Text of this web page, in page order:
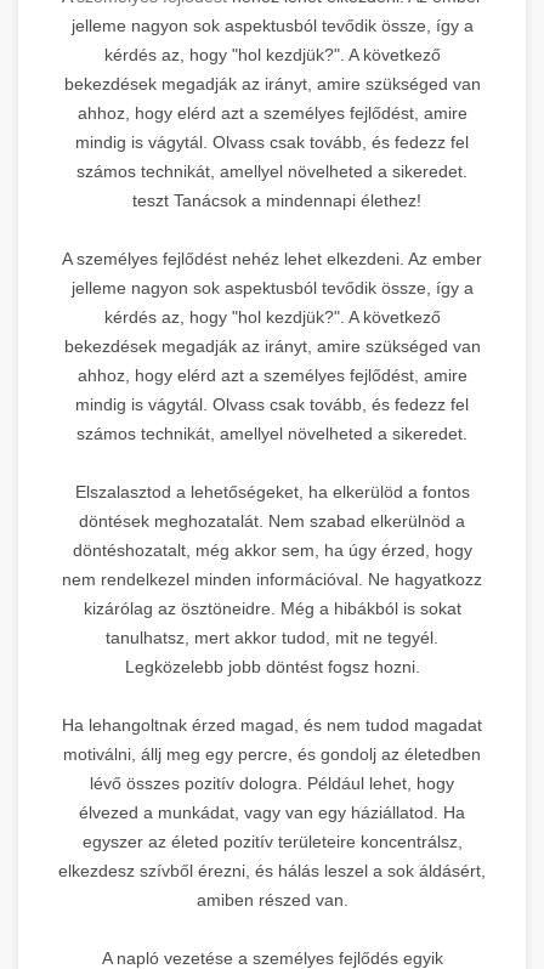
jelleme nagyon sok aspektusból tevődik össze, így a
kérdés az, hogy "hol kezdjük?". A következő
bekezdések megadják az irányt, amire szükséged van
ahhoz, hogy elérd azt a személyes fejlődést, amire
mindig is vágytál. Olvass csak tovább, és fedezz fel
számos technikát, amellyel növelheted a sikeredet.
teszt Tanácsok a mindennapi élethez!
A személyes fejlődést nehéz lehet elkezdeni. Az ember
jelleme nagyon sok aspektusból tevődik össze, így a
kérdés az, hogy "hol kezdjük?". A következő
bekezdések megadják az irányt, amire szükséged van
ahhoz, hogy elérd azt a személyes fejlődést, amire
mindig is vágytál. Olvass csak tovább, és fedezz fel
számos technikát, amellyel növelheted a sikeredet.
Elszalasztod a lehetőségeket, ha elkerülöd a fontos
döntések meghozatalát. Nem szabad elkerülnöd a
döntéshozatalt, még akkor sem, ha úgy érzed, hogy
nem rendelkezel minden információval. Ne hagyatkozz
kizárólag az ösztöneidre. Még a hibákból is sokat
tanulhatsz, mert akkor tudod, mit ne tegyél.
Legközelebb jobb döntést fogsz hozni.
Ha lehangoltnak érzed magad, és nem tudod magadat
motiválni, állj meg egy percre, és gondolj az életedben
lévő összes pozitív dologra. Például lehet, hogy
élvezed a munkádat, vagy van egy háziállatod. Ha
egyszer az életed pozitív területeire koncentrálsz,
elkezdesz szívből érezni, és hálás leszel a sok áldásért,
amiben részed van.
A napló vezetése a személyes fejlődés egyik